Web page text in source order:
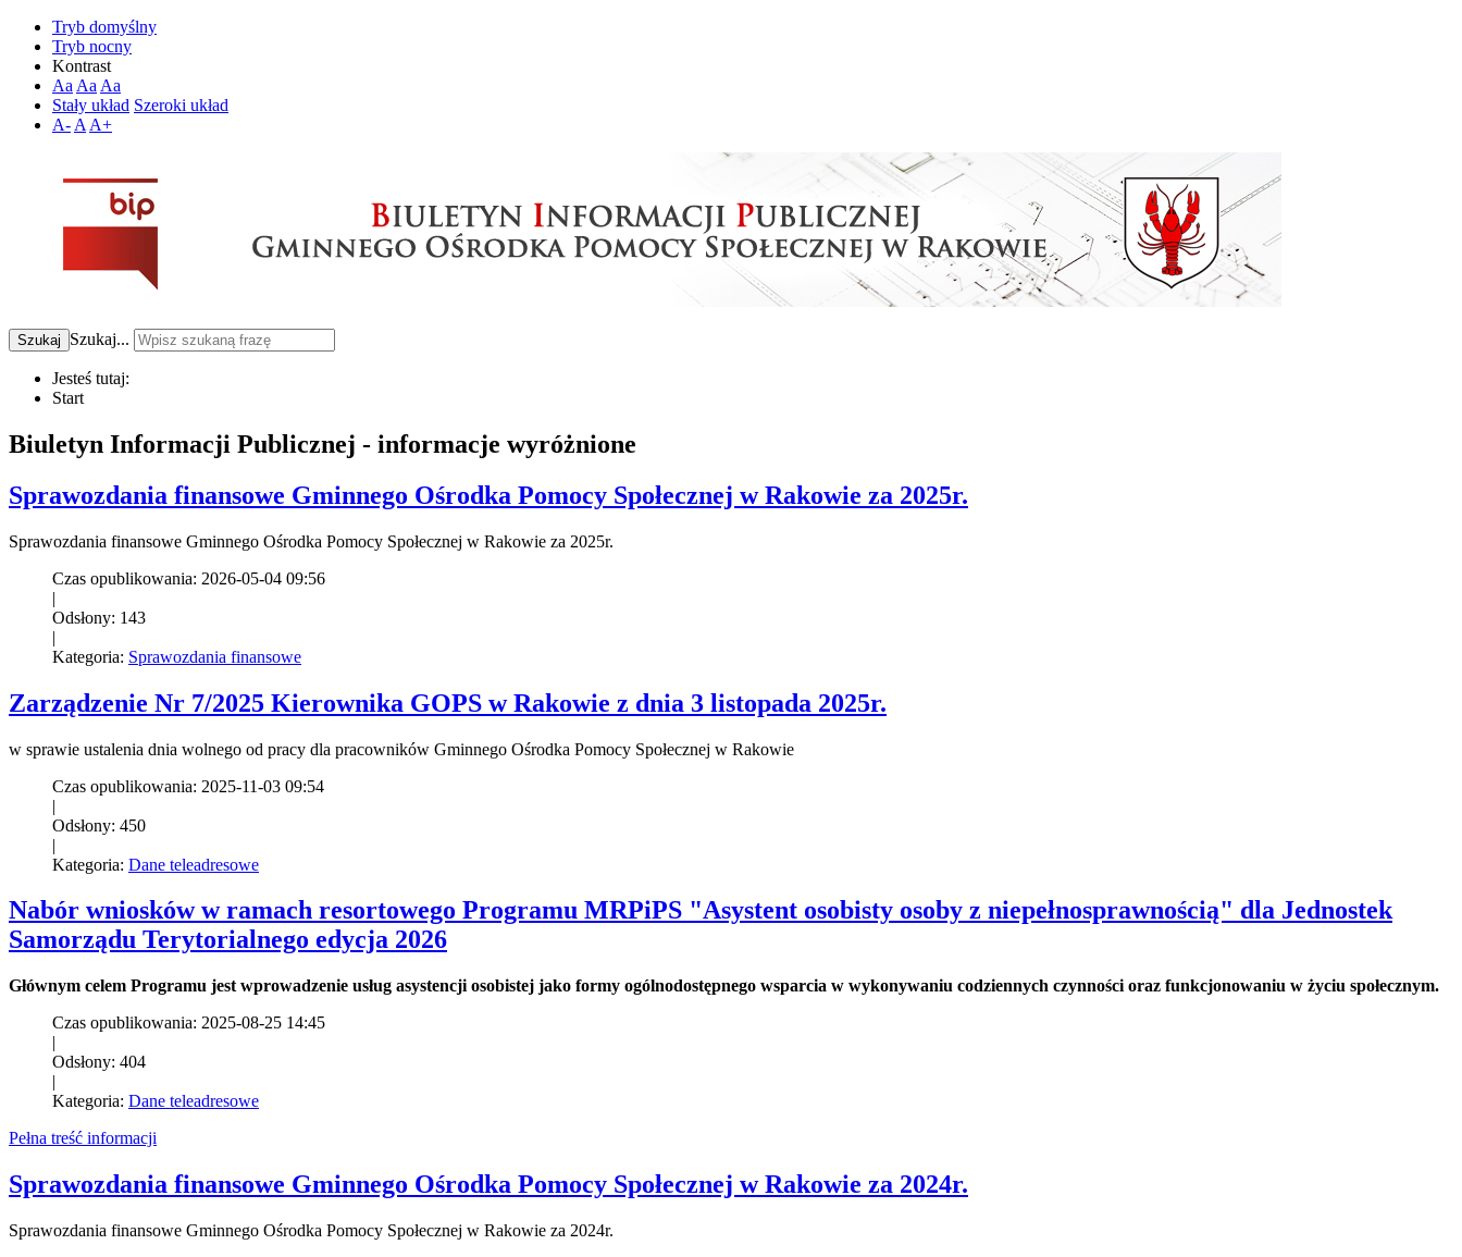
Tryb domyślny
Tryb nocny
Kontrast
Aa Aa Aa
Stały układ Szeroki układ
A- A A+
Szukaj Szukaj...
Jesteś tutaj:
Start
Biuletyn Informacji Publicznej - informacje wyróżnione
Sprawozdania finansowe Gminnego Ośrodka Pomocy Społecznej w Rakowie za 2025r.
Sprawozdania finansowe Gminnego Ośrodka Pomocy Społecznej w Rakowie za 2025r.
Czas opublikowania: 2026-05-04 09:56
|
Odsłony: 143
|
Kategoria: Sprawozdania finansowe
Zarządzenie Nr 7/2025 Kierownika GOPS w Rakowie z dnia 3 listopada 2025r.
w sprawie ustalenia dnia wolnego od pracy dla pracowników Gminnego Ośrodka Pomocy Społecznej w Rakowie
Czas opublikowania: 2025-11-03 09:54
|
Odsłony: 450
|
Kategoria: Dane teleadresowe
Nabór wniosków w ramach resortowego Programu MRPiPS "Asystent osobisty osoby z niepełnosprawnością" dla Jednostek
Samorządu Terytorialnego edycja 2026
Głównym celem Programu jest wprowadzenie usług asystencji osobistej jako formy ogólnodostępnego wsparcia w wykonywaniu codziennych czynności oraz funkcjonowaniu w życiu społecznym.
Czas opublikowania: 2025-08-25 14:45
|
Odsłony: 404
|
Kategoria: Dane teleadresowe
Pełna treść informacji
Sprawozdania finansowe Gminnego Ośrodka Pomocy Społecznej w Rakowie za 2024r.
Sprawozdania finansowe Gminnego Ośrodka Pomocy Społecznej w Rakowie za 2024r.